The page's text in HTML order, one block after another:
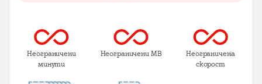
Неограничени
минути
Неограничени MB Неограничена
скорост